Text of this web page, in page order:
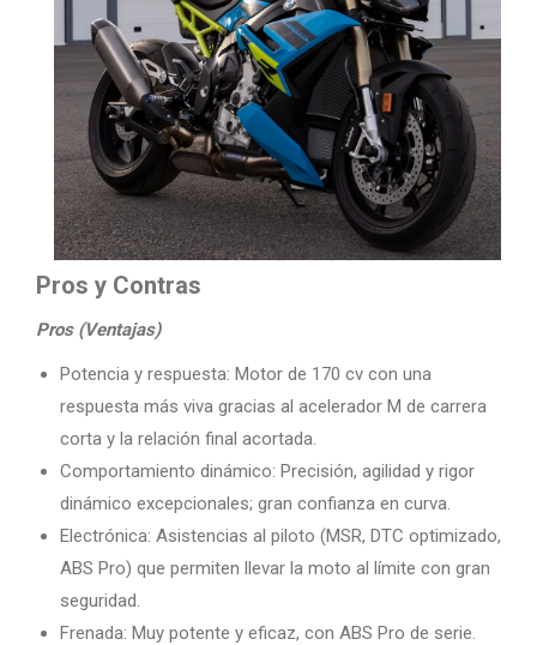
Pros y Contras
Pros (Ventajas)
Potencia y respuesta: Motor de 170 cv con una
respuesta más viva gracias al acelerador M de carrera
corta y la relación final acortada.
Comportamiento dinámico: Precisión, agilidad y rigor
dinámico excepcionales; gran confianza en curva.
Electrónica: Asistencias al piloto (MSR, DTC optimizado,
ABS Pro) que permiten llevar la moto al límite con gran
seguridad.
Frenada: Muy potente y eficaz, con ABS Pro de serie.